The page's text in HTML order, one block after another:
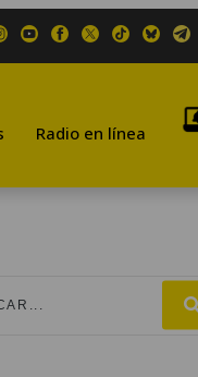
Radio en línea